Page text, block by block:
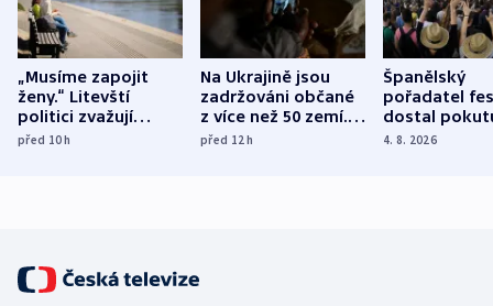
„Musíme zapojit
ženy.“ Litevští
politici zvažují
dohodu o
před 10h
Na Ukrajině jsou
zadržováni občané
z více než 50 zemí.
Bojovali na straně
před 12h
Španělský
pořadatel
dostal
nekalé
4. 8. 2026